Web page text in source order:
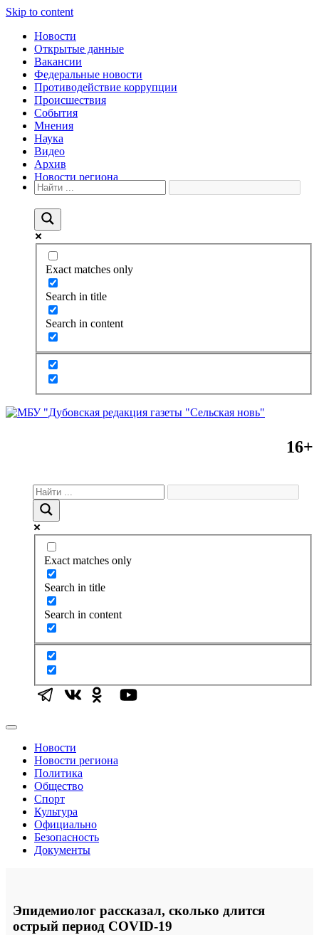
Skip to content
Новости
Открытые данные
Вакансии
Федеральные новости
Противодействие коррупции
Происшествия
События
Мнения
Наука
Видео
Архив
Новости региона
Exact matches only
Search in title
Search in content
16+
Exact matches only
Search in title
Search in content
Новости
Новости региона
Политика
Общество
Спорт
Культура
Официально
Безопасность
Документы
Эпидемиолог рассказал, сколько длится
острый период COVID-19